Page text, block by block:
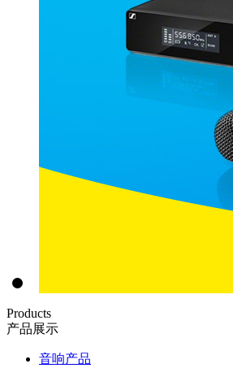
Products
产品展示
音响产品